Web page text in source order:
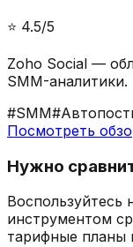
⭐️ 4.5/5
Zoho Social —
SMM-аналитики.
#SMM#
Посмотреть
Нужно
инструментом
тарифные планы